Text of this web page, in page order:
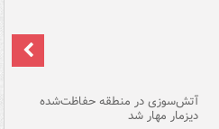
آتش‌سوزی در منطقه حفاظت‌شده
دیزمار مهار شد